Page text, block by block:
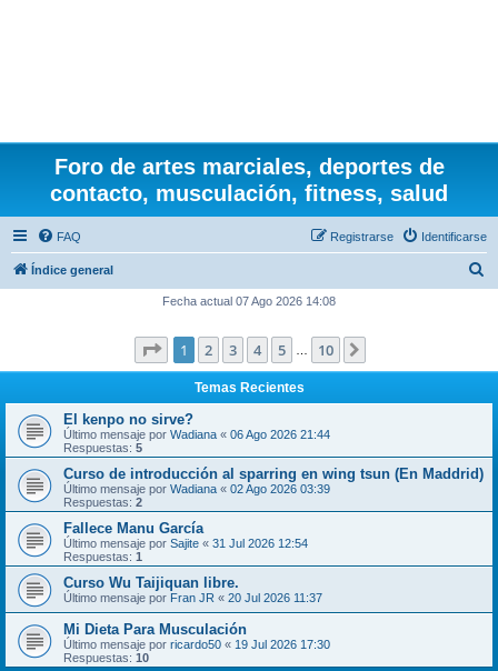
Foro de artes marciales, deportes de
contacto, musculación, fitness, salud
FAQ Identificarse
Registrarse
Índice general
a
r
Fecha actual 07 Ago 2026 14:08
Página de 10
1 2 3 4 5 10
Temas Recientes
El kenpo no sirve?
Último mensaje por Wadiana « 06 Ago 2026 21:44
Respuestas: 5
Curso de introducción al sparring en wing tsun (En Maddrid)
Último mensaje por Wadiana « 02 Ago 2026 03:39
Respuestas: 2
Fallece Manu García
Último mensaje por Sajite « 31 Jul 2026 12:54
Respuestas: 1
Curso Wu Taijiquan libre.
Último mensaje por Fran JR « 20 Jul 2026 11:37
Mi Dieta Para Musculación
Último mensaje por ricardo50 « 19 Jul 2026 17:30
Respuestas: 10